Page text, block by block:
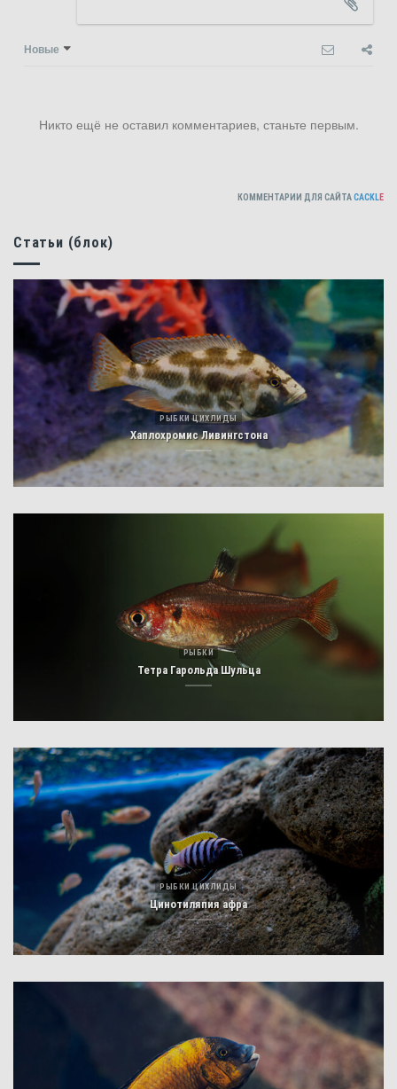
Новые
Никто ещё не оставил комментариев, станьте первым.
КОММЕНТАРИИ ДЛЯ САЙТАCACKLE
Статьи (блок)
РЫБКИ ЦИХЛИДЫ
Хаплохромис Ливингстона
РЫБКИ
Тетра Гарольда Шульца
РЫБКИ ЦИХЛИДЫ
Цинотиляпия афра